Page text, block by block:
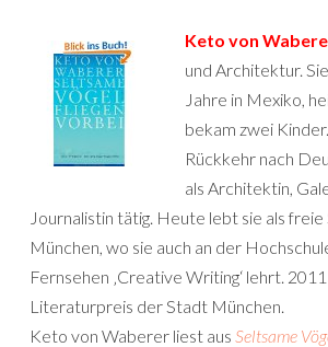
Keto von
und Architektur.
Jahre in Mexiko,
bekam zwei
Rückkehr nach
als Architektin,
Journalistin tätig. Heute lebt sie als
München, wo sie auch an der
Fernsehen ‚Creative Writing‘ lehrt.
Literaturpreis der Stadt München.
Keto von Waberer liest aus Seltsame